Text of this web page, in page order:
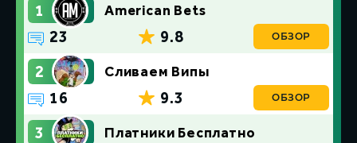
1 American Bets
9.8
23 ОБЗОР
2 Сливаем Випы
9.3
16 ОБЗОР
3 Платники Бесплатно